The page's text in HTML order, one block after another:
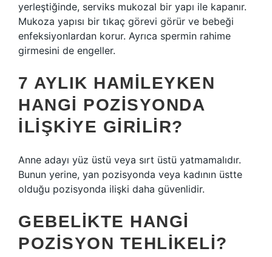
yerleştiğinde, serviks mukozal bir yapı ile kapanır.
Mukoza yapısı bir tıkaç görevi görür ve bebeği
enfeksiyonlardan korur. Ayrıca spermin rahime
girmesini de engeller.
7 AYLIK HAMILEYKEN
HANGI POZISYONDA
ILIŞKIYE GIRILIR?
Anne adayı yüz üstü veya sırt üstü yatmamalıdır.
Bunun yerine, yan pozisyonda veya kadının üstte
olduğu pozisyonda ilişki daha güvenlidir.
GEBELIKTE HANGI
POZISYON TEHLIKELI?